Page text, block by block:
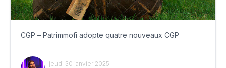
CGP – Patrimmofi adopte quatre nouveaux CGP
jeudi 30 janvier 2025